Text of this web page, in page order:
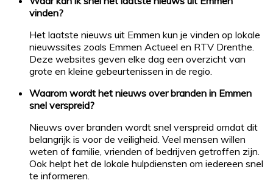
vinden?
Het laatste nieuws uit Emmen kun je vinden op lokale
nieuwssites zoals Emmen Actueel en RTV Drenthe.
Deze websites geven elke dag een overzicht van
grote en kleine gebeurtenissen in de regio.
Waarom wordt het nieuws over branden in Emmen
snel verspreid?
Nieuws over branden wordt snel verspreid omdat dit
belangrijk is voor de veiligheid. Veel mensen willen
weten of familie, vrienden of bedrijven getroffen zijn.
Ook helpt het de lokale hulpdiensten om iedereen snel
te informeren.